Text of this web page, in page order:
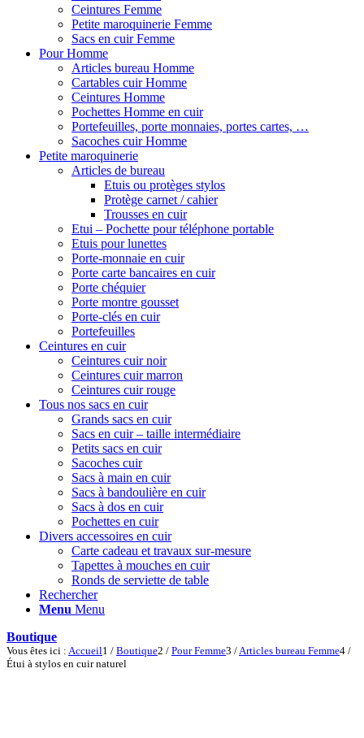
Ceintures Femme
Petite maroquinerie Femme
Sacs en cuir Femme
Pour Homme
Articles bureau Homme
Cartables cuir Homme
Ceintures Homme
Pochettes Homme en cuir
Portefeuilles, porte monnaies, portes cartes, …
Sacoches cuir Homme
Petite maroquinerie
Articles de bureau
Etuis ou protèges stylos
Protège carnet / cahier
Trousses en cuir
Etui – Pochette pour téléphone portable
Etuis pour lunettes
Porte-monnaie en cuir
Porte carte bancaires en cuir
Porte chéquier
Porte montre gousset
Porte-clés en cuir
Portefeuilles
Ceintures en cuir
Ceintures cuir noir
Ceintures cuir marron
Ceintures cuir rouge
Tous nos sacs en cuir
Grands sacs en cuir
Sacs en cuir – taille intermédiaire
Petits sacs en cuir
Sacoches cuir
Sacs à main en cuir
Sacs à bandoulière en cuir
Sacs à dos en cuir
Pochettes en cuir
Divers accessoires en cuir
Carte cadeau et travaux sur-mesure
Tapettes à mouches en cuir
Ronds de serviette de table
Rechercher
Menu Menu
Boutique
Vous êtes ici : Accueil1 / Boutique2 / Pour Femme3 /Articles bureau Femme4 /
Étui à stylos en cuir naturel